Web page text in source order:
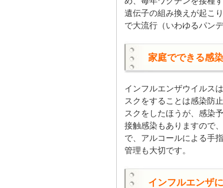
遺伝子の組み換えが起こ
で大流行（いわゆるパン
家庭でできる感
インフルエンザウイルス
スクをすることは感染防
スクをしたほうが、感染
接触感染もありますので
で、アルコールによる手
管理も大切です。
インフルエンザ